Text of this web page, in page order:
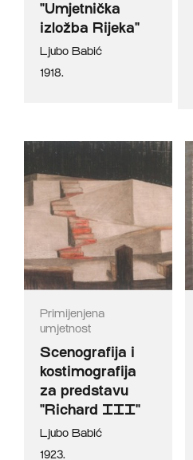
"Umjetnička
izložba Rijeka"
Ljubo Babić
1918.
Primijenjena
umjetnost
Scenografija i
kostimografija
za predstavu
"Richard III"
Ljubo Babić
1923.